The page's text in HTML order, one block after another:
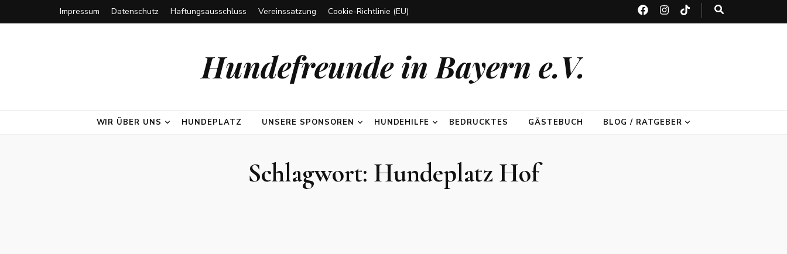
Impressum Datenschutz Haftungsausschluss Vereinssatzung Cookie-Richtlinie (EU)
Hundefreunde in Bayern e.V.
WIR ÜBER UNS HUNDEPLATZ UNSERE SPONSOREN HUNDEHILFE BEDRUCKTES GÄSTEBUCH BLOG / RATGEBER
Schlagwort: Hundeplatz Hof